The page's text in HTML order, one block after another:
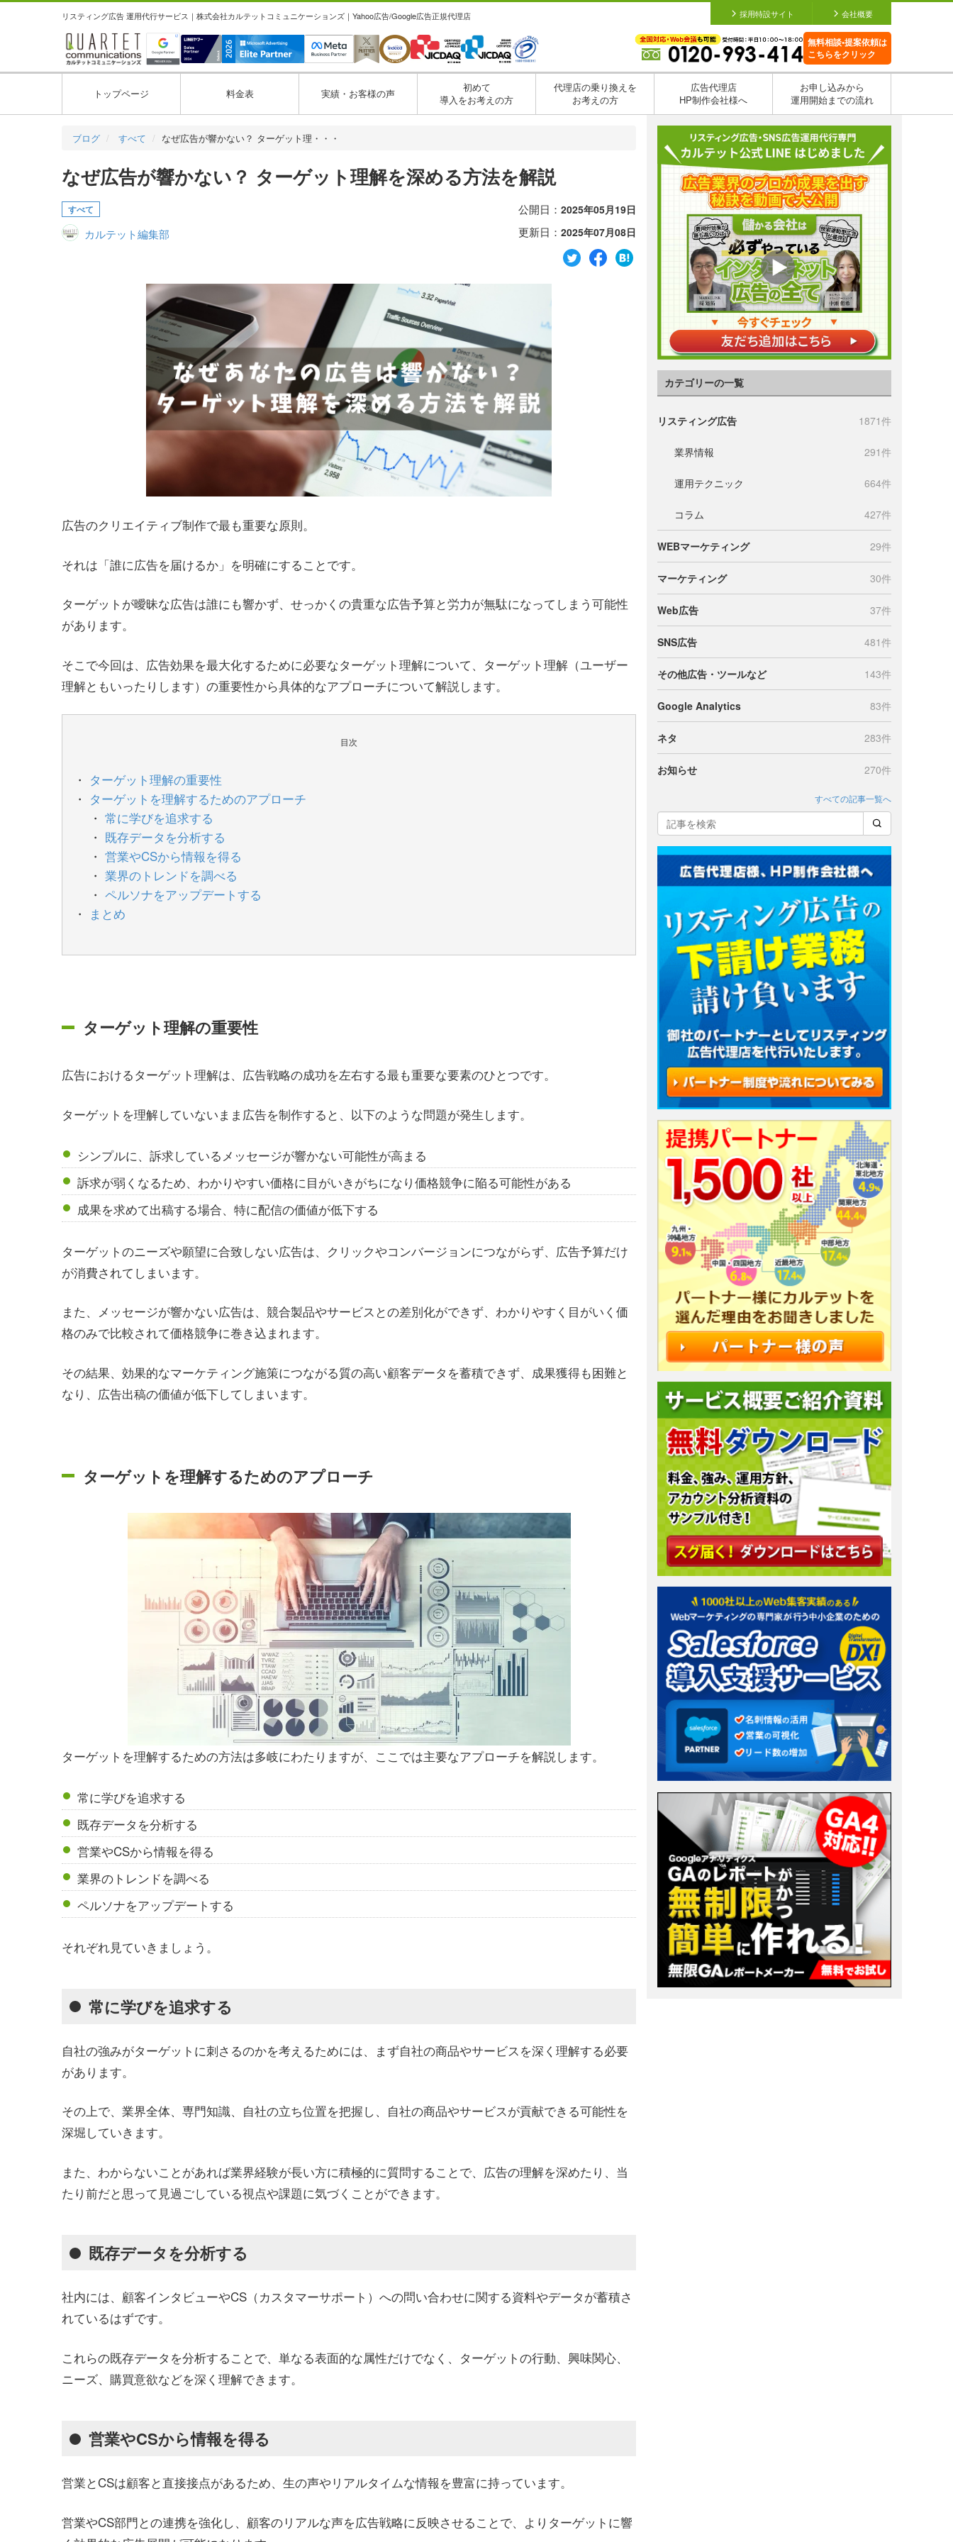
リスティング広告 運用代行サービス｜株式会社カルテットコミュニケーションズ｜Yahoo広告/Google広告正規代理店 採用特設サイト 会社概要
無料相談•提案依頼は
こちらをクリック
トップページ 料金表 実績・お客様の声
初めて
導入をお考えの方
代理店の乗り換えを
お考えの方
広告代理店
HP制作会社様へ
お申し込みから
運用開始までの流れ
ブログ すべて なぜ広告が響かない？ ターゲット理・・・
なぜ広告が響かない？ ターゲット理解を深める方法を解説
すべて
カルテット編集部
公開日： 2025年05月19日
更新日： 2025年07月08日
広告のクリエイティブ制作で最も重要な原則。
それは「誰に広告を届けるか」を明確にすることです。
ターゲットが曖昧な広告は誰にも響かず、せっかくの貴重な広告予算と労力が無駄になってしまう可能性
があります。
そこで今回は、広告効果を最大化するために必要なターゲット理解について、ターゲット理解（ユーザー
理解ともいったりします）の重要性から具体的なアプローチについて解説します。
目次
ターゲット理解の重要性
ターゲットを理解するためのアプローチ
常に学びを追求する
既存データを分析する
営業やCSから情報を得る
業界のトレンドを調べる
ペルソナをアップデートする
まとめ
ターゲット理解の重要性
広告におけるターゲット理解は、広告戦略の成功を左右する最も重要な要素のひとつです。
ターゲットを理解していないまま広告を制作すると、以下のような問題が発生します。
シンプルに、訴求しているメッセージが響かない可能性が高まる
訴求が弱くなるため、わかりやすい価格に目がいきがちになり価格競争に陥る可能性がある
成果を求めて出稿する場合、特に配信の価値が低下する
ターゲットのニーズや願望に合致しない広告は、クリックやコンバージョンにつながらず、広告予算だけ
が消費されてしまいます。
また、メッセージが響かない広告は、競合製品やサービスとの差別化ができず、わかりやすく目がいく価
格のみで比較されて価格競争に巻き込まれます。
その結果、効果的なマーケティング施策につながる質の高い顧客データを蓄積できず、成果獲得も困難と
なり、広告出稿の価値が低下してしまいます。
ターゲットを理解するためのアプローチ
ターゲットを理解するための方法は多岐にわたりますが、ここでは主要なアプローチを解説します。
常に学びを追求する
既存データを分析する
営業やCSから情報を得る
業界のトレンドを調べる
ペルソナをアップデートする
それぞれ見ていきましょう。
常に学びを追求する
自社の強みがターゲットに刺さるのかを考えるためには、まず自社の商品やサービスを深く理解する必要
があります。
その上で、業界全体、専門知識、自社の立ち位置を把握し、自社の商品やサービスが貢献できる可能性を
深堀していきます。
また、わからないことがあれば業界経験が長い方に積極的に質問することで、広告の理解を深めたり、当
たり前だと思って見過ごしている視点や課題に気づくことができます。
既存データを分析する
社内には、顧客インタビューやCS（カスタマーサポート）への問い合わせに関する資料やデータが蓄積さ
れているはずです。
これらの既存データを分析することで、単なる表面的な属性だけでなく、ターゲットの行動、興味関心、
ニーズ、購買意欲などを深く理解できます。
営業やCSから情報を得る
営業とCSは顧客と直接接点があるため、生の声やリアルタイムな情報を豊富に持っています。
営業やCS部門との連携を強化し、顧客のリアルな声を広告戦略に反映させることで、よりターゲットに響
カテゴリーの一覧
リスティング広告 1871件
業界情報 291件
運用テクニック 664件
コラム 427件
WEBマーケティング 29件
マーケティング 30件
Web広告 37件
SNS広告 481件
その他広告・ツールなど 143件
Google Analytics 83件
ネタ 283件
お知らせ 270件
すべての記事一覧へ